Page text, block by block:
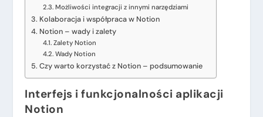
Możliwości integracji z innymi narzędziami
Kolaboracja i współpraca w Notion
Notion – wady i zalety
Zalety Notion
Wady Notion
Czy warto korzystać z Notion – podsumowanie
Interfejs i funkcjonalności aplikacji
Notion